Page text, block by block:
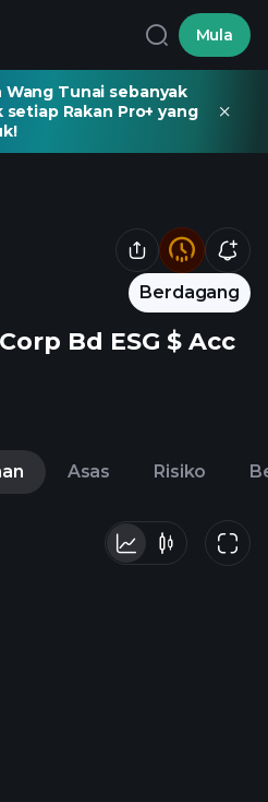
Mula
Wang Tunai sebanyak
setiap Rakan Pro+ yang
Berdagang
Bd ESG $ Acc
Asas Risiko